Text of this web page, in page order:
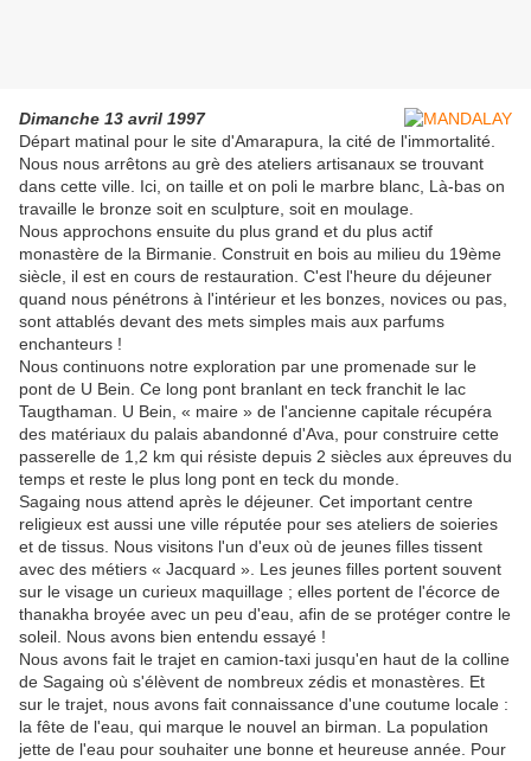
Dimanche 13 avril 1997
Départ matinal pour le site d'Amarapura, la cité de l'immortalité.
Nous nous arrêtons au grè des ateliers artisanaux se trouvant
dans cette ville. Ici, on taille et on poli le marbre blanc, Là-bas on
travaille le bronze soit en sculpture, soit en moulage.
Nous approchons ensuite du plus grand et du plus actif
monastère de la Birmanie. Construit en bois au milieu du 19ème
siècle, il est en cours de restauration. C'est l'heure du déjeuner
quand nous pénétrons à l'intérieur et les bonzes, novices ou pas,
sont attablés devant des mets simples mais aux parfums
enchanteurs !
Nous continuons notre exploration par une promenade sur le
pont de U Bein. Ce long pont branlant en teck franchit le lac
Taugthaman. U Bein, « maire » de l'ancienne capitale récupéra
des matériaux du palais abandonné d'Ava, pour construire cette
passerelle de 1,2 km qui résiste depuis 2 siècles aux épreuves du
temps et reste le plus long pont en teck du monde.
Sagaing nous attend après le déjeuner. Cet important centre
religieux est aussi une ville réputée pour ses ateliers de soieries
et de tissus. Nous visitons l'un d'eux où de jeunes filles tissent
avec des métiers « Jacquard ». Les jeunes filles portent souvent
sur le visage un curieux maquillage ; elles portent de l'écorce de
thanakha broyée avec un peu d'eau, afin de se protéger contre le
soleil. Nous avons bien entendu essayé !
Nous avons fait le trajet en camion-taxi jusqu'en haut de la colline
de Sagaing où s'élèvent de nombreux zédis et monastères. Et
sur le trajet, nous avons fait connaissance d'une coutume locale :
la fête de l'eau, qui marque le nouvel an birman. La population
jette de l'eau pour souhaiter une bonne et heureuse année. Pour